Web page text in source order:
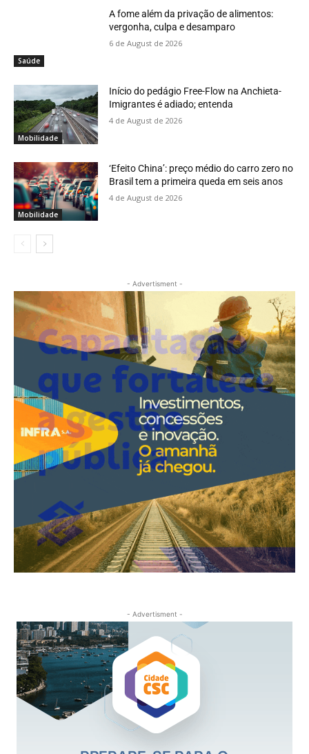
Saúde
A fome além da privação de alimentos:
vergonha, culpa e desamparo
6 de August de 2026
Mobilidade
Início do pedágio Free-Flow na Anchieta-
Imigrantes é adiado; entenda
4 de August de 2026
Mobilidade
‘Efeito China’: preço médio do carro zero no
Brasil tem a primeira queda em seis anos
4 de August de 2026
- Advertisment -
- Advertisment -